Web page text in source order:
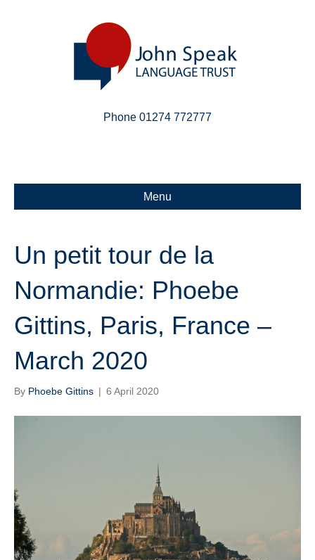
Phone 01274 772777
Menu
Un petit tour de la
Normandie: Phoebe
Gittins, Paris, France –
March 2020
By Phoebe Gittins | 6 April 2020